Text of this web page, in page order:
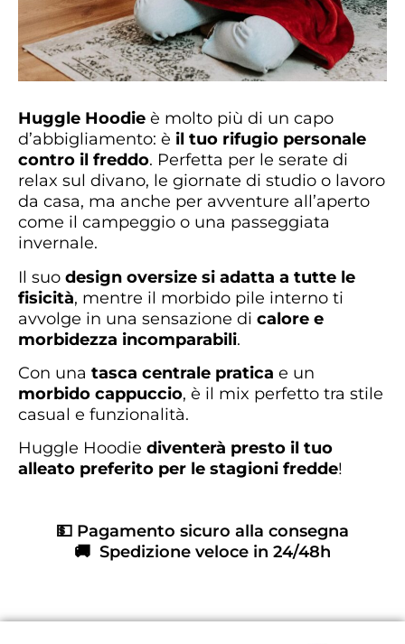
Huggle Hoodie è molto più di un capo
d’abbigliamento: è il tuo rifugio personale
contro il freddo. Perfetta per le serate di
relax sul divano, le giornate di studio o lavoro
da casa, ma anche per avventure all’aperto
come il campeggio o una passeggiata
invernale.
Il suo design oversize si adatta a tutte le
fisicità, mentre il morbido pile interno ti
avvolge in una sensazione di calore e
morbidezza incomparabili.
Con una tasca centrale pratica e un
morbido cappuccio, è il mix perfetto tra stile
casual e funzionalità.
Huggle Hoodie diventerà presto il tuo
alleato preferito per le stagioni fredde!
💵 Pagamento sicuro alla consegna
🚚 Spedizione veloce in 24/48h